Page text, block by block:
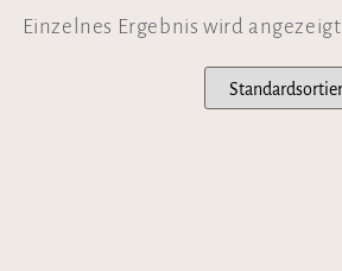
Einzelnes Ergebnis wird angezeigt